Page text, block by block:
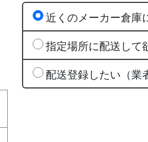
近くのメーカー倉庫
指定場所に配送して
配送登録したい（業